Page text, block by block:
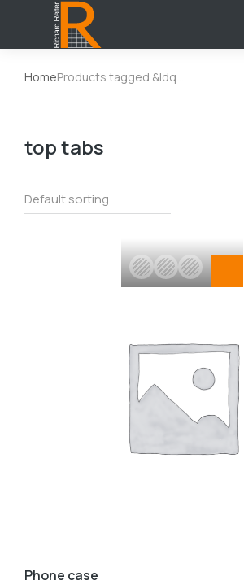
You are here:
HomeProducts tagged &ldq…
top tabs
Phone case